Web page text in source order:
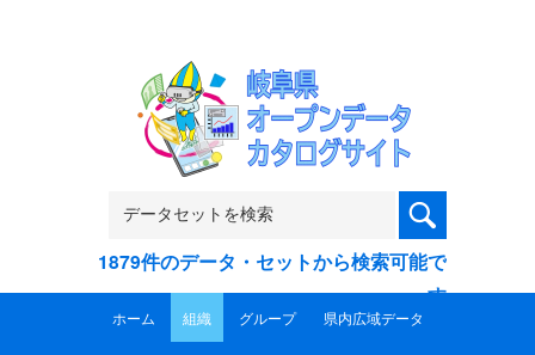
1879件のデータ・セットから検索可能で
す
ホーム 組織 グループ 県内広域データ